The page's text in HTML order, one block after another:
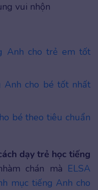
vui nhộn
Anh cho trẻ em tốt
Anh cho bé tốt nhất
bé theo tiêu chuẩn
dạy trẻ học tiếng
chán mà ELSA
mục tiếng Anh cho